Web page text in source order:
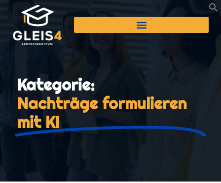
Kategorie:
Nachträge formulieren
mit KI